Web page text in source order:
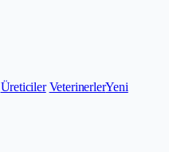
Üreticiler VeterinerlerYeni